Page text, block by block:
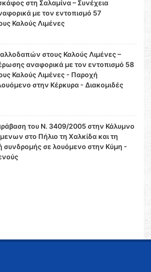
στη Σαλαμίνα – Συνέχεια
με τον εντοπισμό 57
Καλούς Λιμένες
στους Καλούς Λιμένες –
αναφορικά με τον εντοπισμό 58
Καλούς Λιμένες - Παροχή
στην Κέρκυρα - Διακομιδές
του Ν. 3409/2005 στην Κάλυμνο
στο Πήλιο τη Χαλκίδα και τη
συνδρομής σε λουόμενο στην Κύμη -